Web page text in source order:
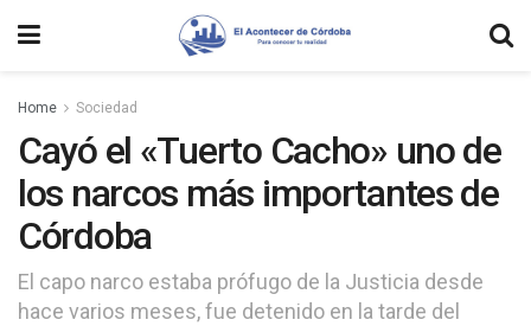
Home Sociedad
Cayó el «Tuerto Cacho» uno de
los narcos más importantes de
Córdoba
El capo narco estaba prófugo de la Justicia desde
hace varios meses, fue detenido en la tarde del